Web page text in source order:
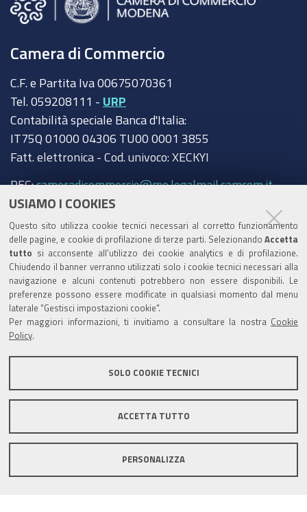
USIAMO I COOKIES
Questo sito utilizza cookie tecnici necessari al corretto funzionamento
delle pagine, e cookie di profilazione di terze parti. Selezionando Accetta
tutto si acconsente all’utilizzo dei cookie analytics e di profilazione.
Chiudendo il banner verranno utilizzati solo i cookie tecnici necessari alla
navigazione e alcuni contenuti potrebbero non essere disponibili. Le
preferenze possono essere modificate in qualsiasi momento dal menu
laterale "Gestisci impostazioni cookie".
Per maggiori informazioni, ti invitiamo a consultare la nostra Cookie
Policy
SOLO COOKIE TECNICI
ACCETTA TUTTO
PERSONALIZZA
Camera di Commercio
C.F. e Partita Iva 00675070361
Tel. 059208111 - URP
Contabilità speciale Banca d'Italia:
IT75Q 01000 04306 TU00 0001 3855
Fatt. elettronica - Cod. univoco: XECKYI
PEC:cameradicommercio@mo.legalmail.camcom.it
Trasparenza
Amministrazione trasparente
Albo Camerale
Pubblicità Legale
Area riservata Amministratori
Informativa generale
Informative privacy
Accessibilità
Note legali
Informativa estesa sui cookie
Social media policy